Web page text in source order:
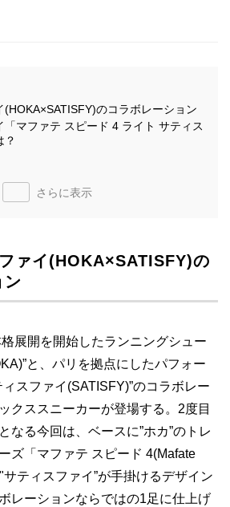
(HOKA×SATISFY)のコラボレーション
「マファテ スピード 4 ライト サティス
？
さらに表示
ァイ(HOKA×SATISFY)の
ン
展開を開始したランニングシュー
と、パリを拠点にしたパフォー
スファイ(SATISFY)”のコラボレー
クススニーカーが登場する。2度目
なる今回は、ベースに”ホカ”のトレ
ズ「マファテ スピード 4(Mafate
ティスファイ”が手掛けるデザイン
レーションならではの1足に仕上げ